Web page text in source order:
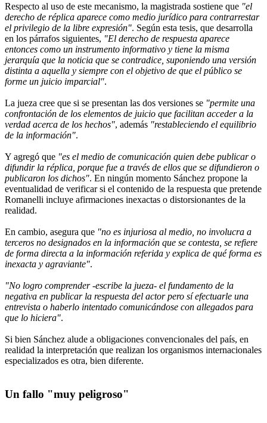
Respecto al uso de este mecanismo, la magistrada sostiene que "el
derecho de réplica aparece como medio jurídico para contrarrestar
el privilegio de la libre expresión". Según esta tesis, que desarrolla
en los párrafos siguientes, "El derecho de respuesta aparece
entonces como un instrumento informativo y tiene la misma
jerarquía que la noticia que se contradice, suponiendo una versión
distinta a aquella y siempre con el objetivo de que el público se
forme un juicio imparcial".
La jueza cree que si se presentan las dos versiones se "permite una
confrontación de los elementos de juicio que facilitan acceder a la
verdad acerca de los hechos", además "restableciendo el equilibrio
de la información".
Y agregó que "es el medio de comunicación quien debe publicar o
difundir la réplica, porque fue a través de ellos que se difundieron o
publicaron los dichos". En ningún momento Sánchez propone la
eventualidad de verificar si el contenido de la respuesta que pretende
Romanelli incluye afirmaciones inexactas o distorsionantes de la
realidad.
En cambio, asegura que "no es injuriosa al medio, no involucra a
terceros no designados en la información que se contesta, se refiere
de forma directa a la información referida y explica de qué forma es
inexacta y agraviante".
"No logro comprender -escribe la jueza- el fundamento de la
negativa en publicar la respuesta del actor pero sí efectuarle una
entrevista o haberlo intentado comunicándose con allegados para
que lo hiciera".
Si bien Sánchez alude a obligaciones convencionales del país, en
realidad la interpretación que realizan los organismos internacionales
especializados es otra, bien diferente.
Un fallo "muy peligroso"